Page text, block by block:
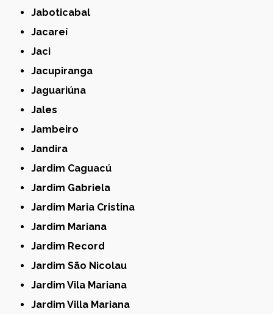
Jaboticabal
Jacareí
Jaci
Jacupiranga
Jaguariúna
Jales
Jambeiro
Jandira
Jardim Caguacú
Jardim Gabriela
Jardim Maria Cristina
Jardim Mariana
Jardim Record
Jardim São Nicolau
Jardim Vila Mariana
Jardim Villa Mariana